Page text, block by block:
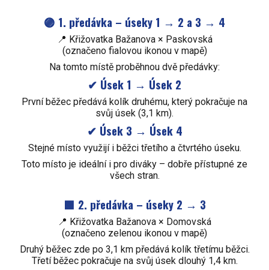
🟣 1. předávka – úseky 1 → 2 a 3 → 4
📍 Křižovatka Bažanova × Paskovská
(označeno fialovou ikonou v mapě)
Na tomto místě proběhnou dvě předávky:
✔ Úsek 1 → Úsek 2
První běžec předává kolík druhému, který pokračuje na
svůj úsek (3,1 km).
✔ Úsek 3 → Úsek 4
Stejné místo využijí i běžci třetího a čtvrtého úseku.
Toto místo je ideální i pro diváky – dobře přístupné ze
všech stran.
🟩 2. předávka – úseky 2 → 3
📍 Křižovatka Bažanova × Domovská
(označeno zelenou ikonou v mapě)
Druhý běžec zde po 3,1 km předává kolík třetímu běžci.
Třetí běžec pokračuje na svůj úsek dlouhý 1,4 km.